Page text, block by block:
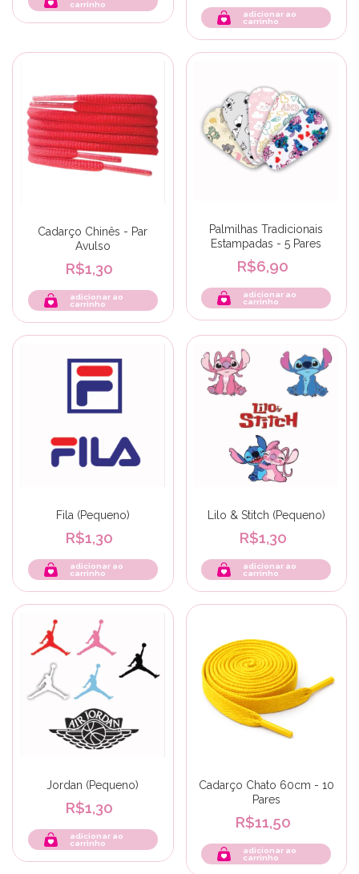
carrinho
adicionar ao
carrinho
Cadarço Chinês - Par
Avulso
R$1,30
adicionar ao
carrinho
Palmilhas Tradicionais
Estampadas - 5 Pares
R$6,90
adicionar ao
carrinho
Fila (Pequeno)
R$1,30
adicionar ao
carrinho
Lilo & Stitch (Pequeno)
R$1,30
adicionar ao
carrinho
Jordan (Pequeno)
R$1,30
adicionar ao
carrinho
Cadarço Chato 60cm - 10
Pares
R$11,50
adicionar ao
carrinho